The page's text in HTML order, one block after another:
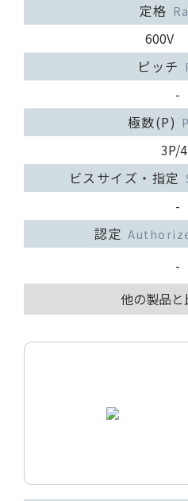
定格
600V
ピッチ
-
極数(P)
3P/
ビスサイズ・指定
-
認定
-
他の製品と